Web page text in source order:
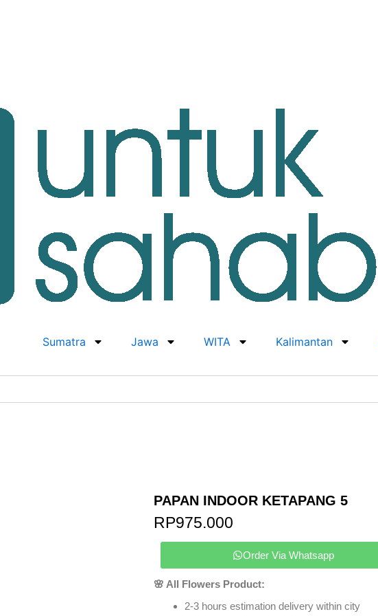
Sumatra Jawa WITA Kalimantan
PAPAN INDOOR KETAPANG 5
RP975.000
Order Via Whatsapp
🌸 All Flowers Product:
2-3 hours estimation delivery within city